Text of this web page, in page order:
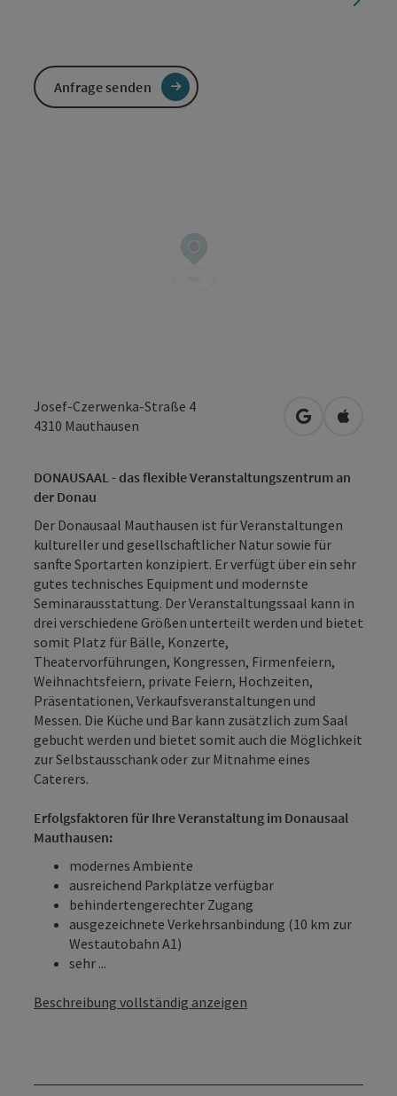
Josef-Czerwenka-Straße 4
4310 Mauthausen in Google
in
DONAUSAAL - das flexible Veranstaltungszentrum an
der Donau
Der Donausaal Mauthausen ist für Veranstaltungen
kultureller und gesellschaftlicher Natur sowie für
sanfte Sportarten konzipiert. Er verfügt über ein sehr
gutes technisches Equipment und modernste
Seminarausstattung. Der Veranstaltungssaal kann in
drei verschiedene Größen unterteilt werden und bietet
somit Platz für Bälle, Konzerte,
Theatervorführungen, Kongressen, Firmenfeiern,
Weihnachtsfeiern, private Feiern, Hochzeiten,
Präsentationen, Verkaufsveranstaltungen und
Messen. Die Küche und Bar kann zusätzlich zum Saal
gebucht werden und bietet somit auch die Möglichkeit
zur Selbstausschank oder zur Mitnahme eines
Caterers.
Erfolgsfaktoren für Ihre Veranstaltung im Donausaal
Mauthausen:
modernes Ambiente
ausreichend Parkplätze verfügbar
behindertengerechter Zugang
ausgezeichnete Verkehrsanbindung (10 km zur
Westautobahn A1)
sehr ...
Beschreibung vollständig anzeigen
Anfrage senden